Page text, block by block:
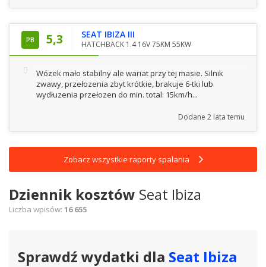
PB 5,3 SEAT IBIZA III
HATCHBACK 1.4 16V 75KM 55KW
Wózek mało stabilny ale wariat przy tej masie. Silnik
zwawy, przełozenia zbyt krótkie, brakuje 6-tki lub
wydłuzenia przełozen do min. total: 15km/h...
Dodane 2 lata temu
Zobacz wszystkie raporty spalania
Dziennik kosztów Seat Ibiza
Liczba wpisów: 16 655
Sprawdź wydatki dla Seat Ibiza